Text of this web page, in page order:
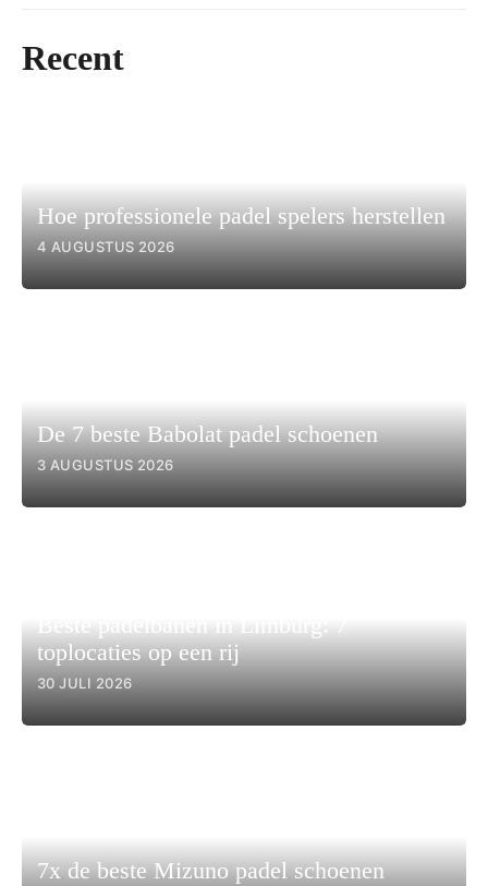
Recent
Hoe professionele padel spelers herstellen
4 AUGUSTUS 2026
De 7 beste Babolat padel schoenen
3 AUGUSTUS 2026
Beste padelbanen in Limburg: 7
toplocaties op een rij
30 JULI 2026
7x de beste Mizuno padel schoenen